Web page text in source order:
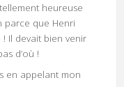
heureuse
parce que Henri
! Il devait bien venir
d’où !
en appelant mon